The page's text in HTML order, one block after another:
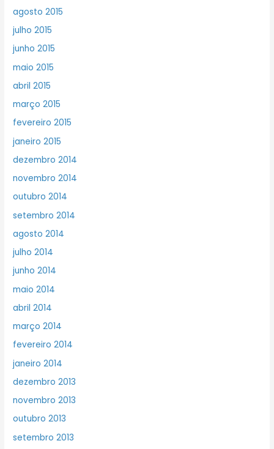
agosto 2015
julho 2015
junho 2015
maio 2015
abril 2015
março 2015
fevereiro 2015
janeiro 2015
dezembro 2014
novembro 2014
outubro 2014
setembro 2014
agosto 2014
julho 2014
junho 2014
maio 2014
abril 2014
março 2014
fevereiro 2014
janeiro 2014
dezembro 2013
novembro 2013
outubro 2013
setembro 2013